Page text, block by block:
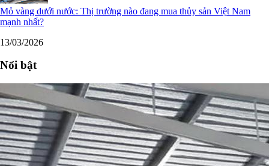
Mỏ vàng dưới nước: Thị trường nào đang mua thủy sản Việt Nam
mạnh nhất?
13/03/2026
Nổi bật